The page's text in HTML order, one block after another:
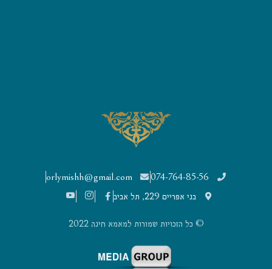
074-764-85-56
orlymishh@gmail.com
בני אפריים 229, תל אביב
© כל הזכויות שמורות למאמא חינה 2022